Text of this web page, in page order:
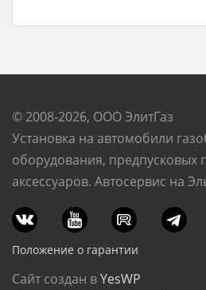
© 2008-2026, ООО ЭлитГаз
Установка на автомобили
оборудования, предпусковых
аксессуаров. Автосервис на
Положение о гарантии
Сайт создан вYesWP